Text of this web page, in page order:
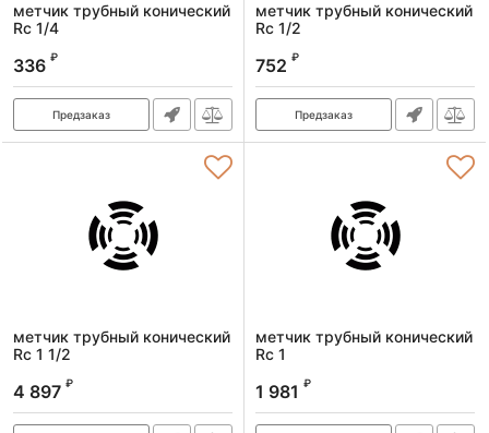
метчик трубный конический
Rс 1/4
Артикул:
336 ₽
Предзаказ
метчик трубный конический
Rс 1/2
Артикул:
752 ₽
Предзаказ
метчик трубный конический
Rс 1 1/2
Артикул:
4 897 ₽
метчик трубный конический
Rс 1
Артикул:
1 981 ₽